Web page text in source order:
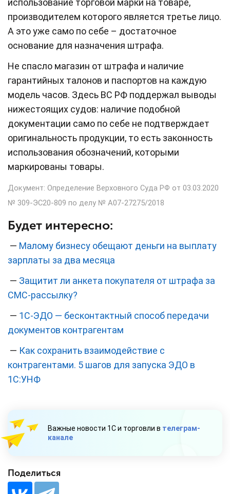
использование торговой марки на товаре,
производителем которого является третье лицо.
А это уже само по себе – достаточное
основание для назначения штрафа.
Не спасло магазин от штрафа и наличие
гарантийных талонов и паспортов на каждую
модель часов. Здесь ВС РФ поддержал выводы
нижестоящих судов: наличие подобной
документации само по себе не подтверждает
оригинальность продукции, то есть законность
использования обозначений, которыми
маркированы товары.
Документ: Определение Верховного Суда РФ от 03.03.2020
№ 309-ЭС20-809 по делу № А07-27275/2018
Будет интересно:
— Малому бизнесу обещают деньги на выплату
зарплаты за два месяца
— Защитит ли анкета покупателя от штрафа за
СМС-рассылку?
— 1С-ЭДО — бесконтактный способ передачи
документов контрагентам
— Как сохранить взаимодействие с
контрагентами. 5 шагов для запуска ЭДО в
1С:УНФ
Важные новости 1С и торговли в телеграм-
канале
Поделиться